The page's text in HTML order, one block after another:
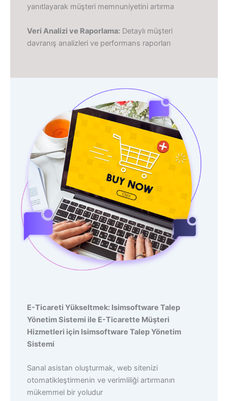
yanıtlayarak müşteri memnuniyetini artırma
Veri Analizi ve Raporlama:Detaylı müşteri
davranış analizleri ve performans raporları
E-Ticareti Yükseltmek: Isimsoftware Talep
Yönetim Sistemi ile E-Ticarette Müşteri
Hizmetleri için Isimsoftware Talep Yönetim
Sistemi
Sanal asistan oluşturmak, web sitenizi
otomatikleştirmenin ve verimliliği artırmanın
mükemmel bir yoludur